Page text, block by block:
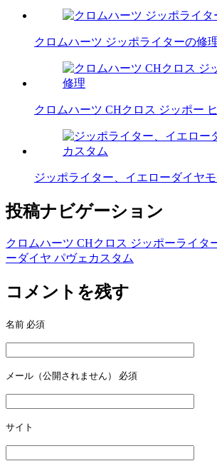
クロムハーツ ジッポライターの修
クロムハーツ CHクロス ジッポー
ジッポライター、イエローダイヤ
投稿ナビゲーション
クロムハーツ CHクロス ジッポーライタ
ーダイヤ パヴェカスタム
コメントを残す
名前 必須
メール（公開されません） 必須
サイト